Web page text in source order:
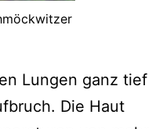
Lungen ganz tief
Die Haut